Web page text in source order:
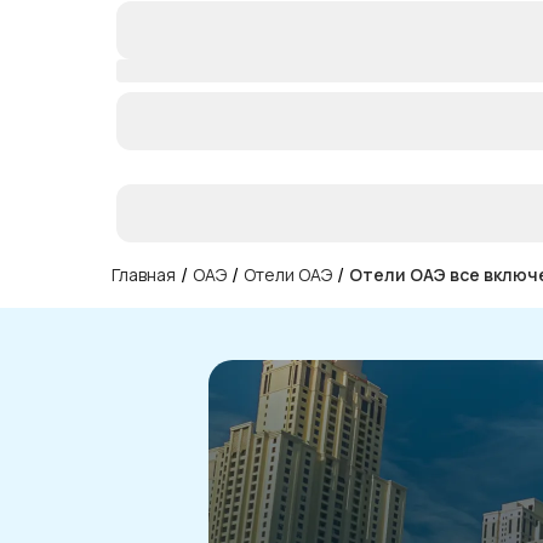
Главная / ОАЭ / Отели ОАЭ / Отели ОАЭ все